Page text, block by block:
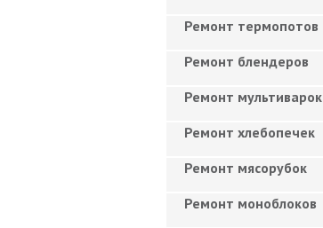
Ремонт термопотов
Ремонт блендеров
Ремонт мультиварок
Ремонт хлебопечек
Ремонт мясорубок
Ремонт моноблоков